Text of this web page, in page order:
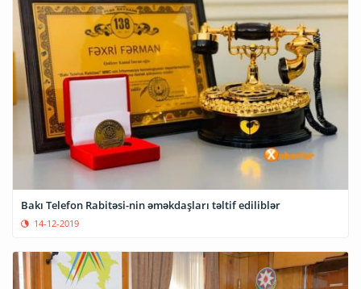
Bakı Telefon Rabitəsi-nin əməkdaşları təltif ediliblər
14-12-2019